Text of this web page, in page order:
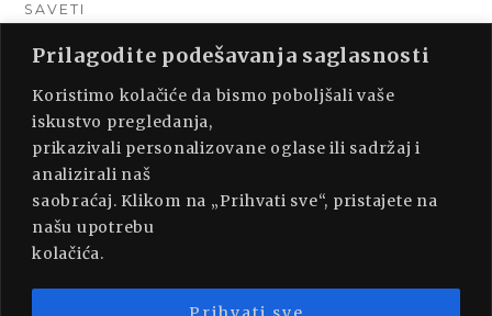
Prilagodite podešavanja saglasnosti
Koristimo kolačiće da bismo poboljšali vaše
iskustvo pregledanja,
prikazivali personalizovane oglase ili sadržaj i
analizirali naš
saobraćaj. Klikom na „Prihvati sve“, pristajete na
našu upotrebu
kolačića.
SAVETI
TURIZAM
UNCATEGORIZED
URADI SAM
UREĐENJE DOMA
ZDRAVLJE